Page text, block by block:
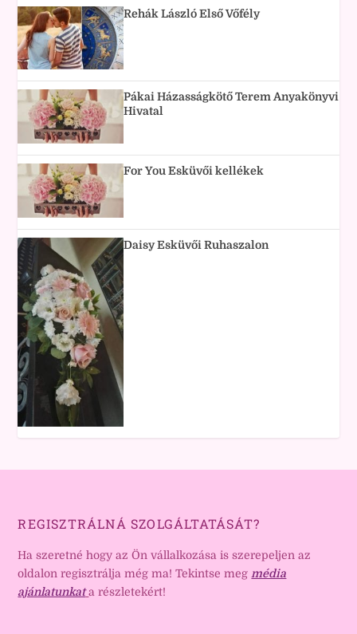
Rehák László Első Vőfély
Pákai Házasságkötő Terem Anyakönyvi
Hivatal
For You Esküvői kellékek
Daisy Esküvői Ruhaszalon
REGISZTRÁLNÁ SZOLGÁLTATÁSÁT?
Ha szeretné hogy az Ön vállalkozása is szerepeljen az
oldalon regisztrálja még ma! Tekintse meg média
ajánlatunkat a részletekért!